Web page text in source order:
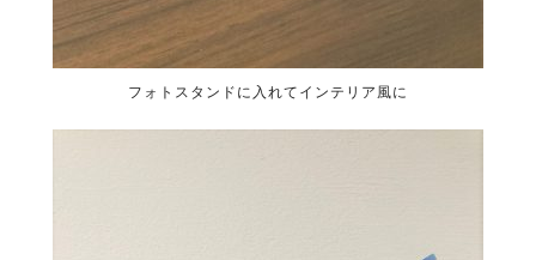
フォトスタンドに入れてインテリア風に